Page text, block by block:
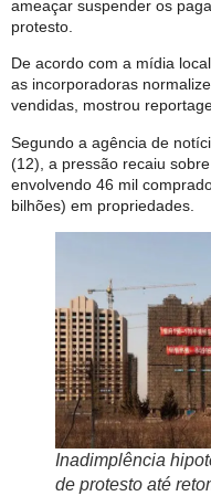
ameaçar suspender os
protesto.
De acordo com a mídia
as incorporadoras
vendidas, mostrou
Segundo a agência de
(12), a pressão recaiu
envolvendo 46 mil
bilhões) em propriedades.
Inadimplência
de protesto até